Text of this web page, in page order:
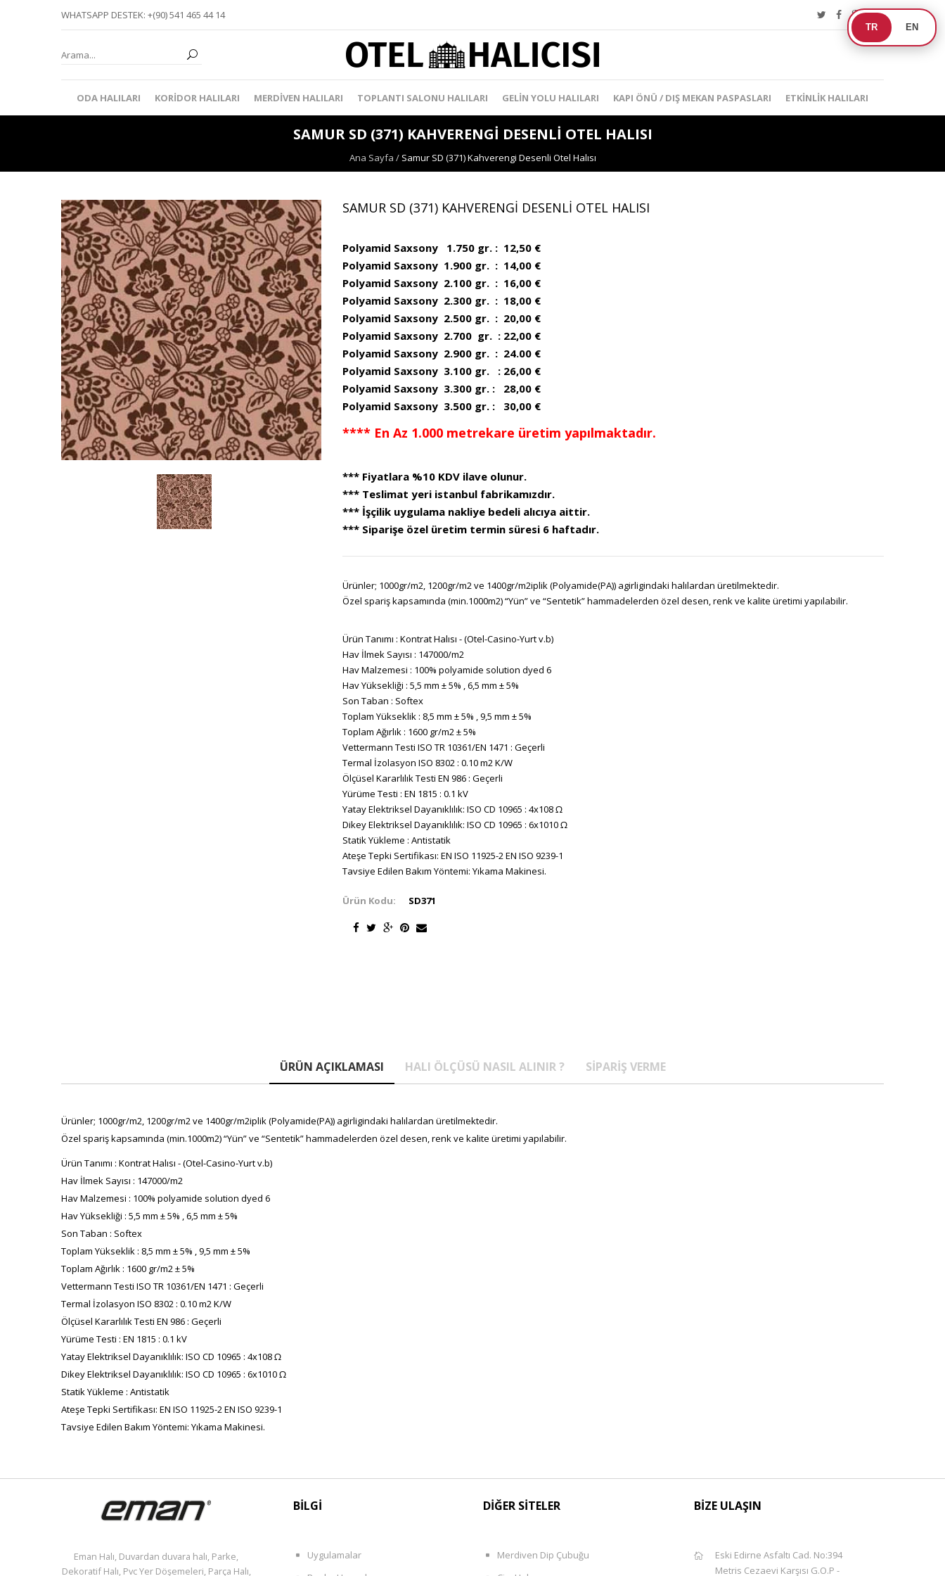
TR EN
WHATSAPP DESTEK: +(90) 541 465 44 14
ODA HALILARI KORIDOR HALILARI MERDIVEN HALILARI TOPLANTI SALONU HALILARI GELIN YOLU HALILARI KAPI ÖNÜ / DIŞ MEKAN PASPASLARI ETKINLIK HALILARI
SAMUR SD (371) KAHVERENGI DESENLI OTEL HALISI
Ana Sayfa / Samur SD (371) Kahverengi Desenli Otel Halısı
SAMUR SD (371) KAHVERENGI DESENLI OTEL HALISI
Polyamid Saxsony 1.750 gr. : 12,50 €
Polyamid Saxsony 1.900 gr. : 14,00 €
Polyamid Saxsony 2.100 gr. : 16,00 €
Polyamid Saxsony 2.300 gr. : 18,00 €
Polyamid Saxsony 2.500 gr. : 20,00 €
Polyamid Saxsony 2.700 gr. : 22,00 €
Polyamid Saxsony 2.900 gr. : 24.00 €
Polyamid Saxsony 3.100 gr. : 26,00 €
Polyamid Saxsony 3.300 gr. : 28,00 €
Polyamid Saxsony 3.500 gr. : 30,00 €
**** En Az 1.000 metrekare üretim yapılmaktadır.
*** Fiyatlara %10 KDV ilave olunur.
*** Teslimat yeri istanbul fabrikamızdır.
*** İşçilik uygulama nakliye bedeli alıcıya aittir.
*** Siparişe özel üretim termin süresi 6 haftadır.
Ürünler; 1000gr/m2, 1200gr/m2 ve 1400gr/m2iplik (Polyamide(PA)) agirligindaki halılardan üretilmektedir.
Özel spariş kapsamında (min.1000m2) “Yün” ve “Sentetik” hammadelerden özel desen, renk ve kalite üretimi yapılabilir.
Ürün Tanımı : Kontrat Halısı - (Otel-Casino-Yurt v.b)
Hav İlmek Sayısı : 147000/m2
Hav Malzemesi : 100% polyamide solution dyed 6
Hav Yüksekliği : 5,5 mm ± 5% , 6,5 mm ± 5%
Son Taban : Softex
Toplam Yükseklik : 8,5 mm ± 5% , 9,5 mm ± 5%
Toplam Ağırlık : 1600 gr/m2 ± 5%
Vettermann Testi ISO TR 10361/EN 1471 : Geçerli
Termal İzolasyon ISO 8302 : 0.10 m2 K/W
Ölçüsel Kararlılık Testi EN 986 : Geçerli
Yürüme Testi : EN 1815 : 0.1 kV
Yatay Elektriksel Dayanıklılık: ISO CD 10965 : 4x108 Ω
Dikey Elektriksel Dayanıklılık: ISO CD 10965 : 6x1010 Ω
Statik Yükleme : Antistatik
Ateşe Tepki Sertifikası: EN ISO 11925-2 EN ISO 9239-1
Tavsiye Edilen Bakım Yöntemi: Yıkama Makinesi.
Ürün Kodu: SD371
ÜRÜN AÇIKLAMASI HALI ÖLÇÜSÜ NASIL ALINIR ? SIPARIŞ VERME
Ürünler; 1000gr/m2, 1200gr/m2 ve 1400gr/m2iplik (Polyamide(PA)) agirligindaki halılardan üretilmektedir.
Özel spariş kapsamında (min.1000m2) “Yün” ve “Sentetik” hammadelerden özel desen, renk ve kalite üretimi yapılabilir.
Ürün Tanımı : Kontrat Halısı - (Otel-Casino-Yurt v.b)
Hav İlmek Sayısı : 147000/m2
Hav Malzemesi : 100% polyamide solution dyed 6
Hav Yüksekliği : 5,5 mm ± 5% , 6,5 mm ± 5%
Son Taban : Softex
Toplam Yükseklik : 8,5 mm ± 5% , 9,5 mm ± 5%
Toplam Ağırlık : 1600 gr/m2 ± 5%
Vettermann Testi ISO TR 10361/EN 1471 : Geçerli
Termal İzolasyon ISO 8302 : 0.10 m2 K/W
Ölçüsel Kararlılık Testi EN 986 : Geçerli
Yürüme Testi : EN 1815 : 0.1 kV
Yatay Elektriksel Dayanıklılık: ISO CD 10965 : 4x108 Ω
Dikey Elektriksel Dayanıklılık: ISO CD 10965 : 6x1010 Ω
Statik Yükleme : Antistatik
Ateşe Tepki Sertifikası: EN ISO 11925-2 EN ISO 9239-1
Tavsiye Edilen Bakım Yöntemi: Yıkama Makinesi.
Eman Halı, Duvardan duvara halı, Parke,
Dekoratif Halı, Pvc Yer Döşemeleri, Parça Halı,
BİLGİ
Uygulamalar
DİĞER SİTELER
Merdiven Dip Çubuğu
BİZE ULAŞIN
Eski Edirne Asfaltı Cad. No:394
Metris Cezaevi Karşısı G.O.P -